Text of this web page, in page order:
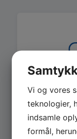
Vi og vores
teknologier,
indsamle
formål,